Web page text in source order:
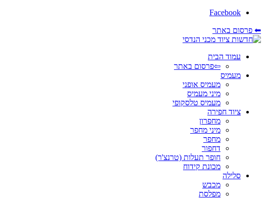
Facebook
⬅ פרסום באתר
עמוד הבית
⇦פרסום באתר
מעמיס
מעמיס אופני
מיני מעמיס
מעמיס טלסקופי
ציוד חפירה
מחפרון
מיני מחפר
מחפר
דחפור
חופר תעלות (טרנצ'ר)
מכונת קידוח
סלילה
מכבש
מפלסת